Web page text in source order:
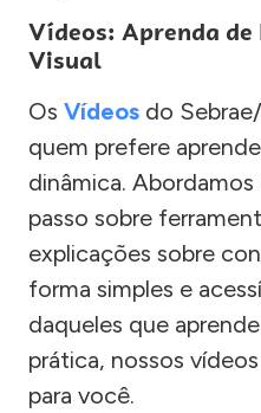
Vídeos: Aprenda de
Visual
Os Vídeos do
quem prefere
dinâmica.
passo sobre
explicações sobre
forma simples e
daqueles que
prática, nossos
para você.